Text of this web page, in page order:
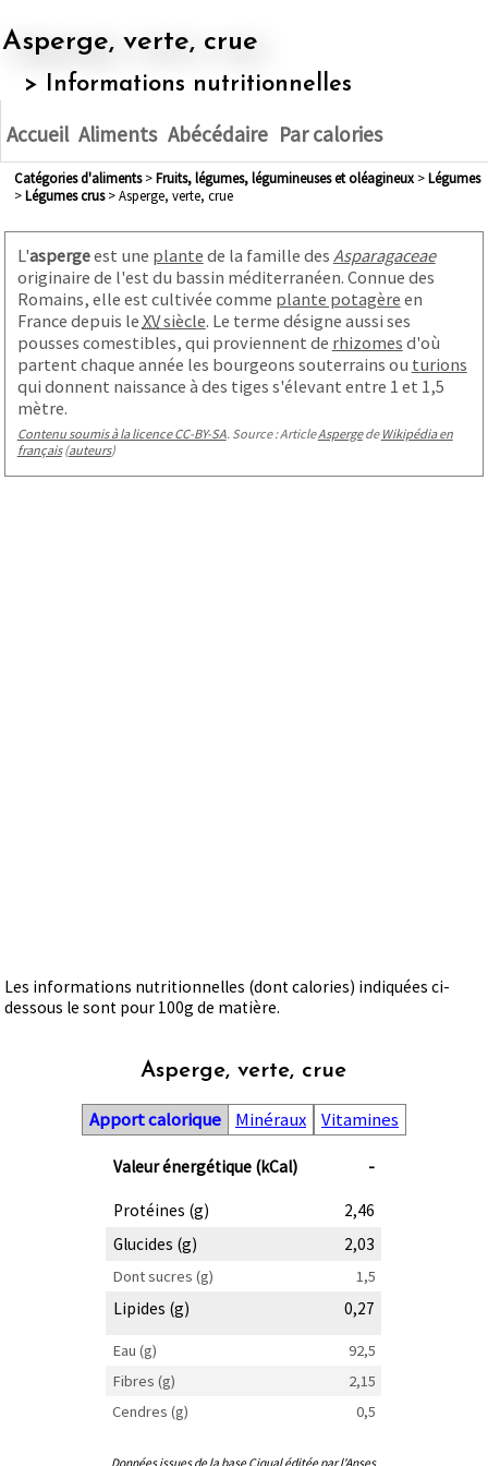
Asperge, verte, crue
> Informations nutritionnelles
Accueil Aliments Abécédaire Par calories
Catégories d'aliments> fruits, légumes, légumineuses et oléagineux> légumes
> légumes crus> Asperge, verte, crue
L'aspergeest une plante de la famille des Asparagaceae
originaire de l'est du bassin méditerranéen. Connue des
Romains, elle est cultivée comme plante potagère en
France depuis le XVsiècle. Le terme désigne aussi ses
pousses comestibles, qui proviennent de rhizomes d'où
partent chaque année les bourgeons souterrains ou turions
qui donnent naissance à des tiges s'élevant entre 1 et 1,5
mètre.
Contenu soumis à la licence CC-BY-SA. Source : ArticleAspergede Wikipédia en
français(auteurs)
Les informations nutritionnelles (dont calories) indiquées ci-
dessous le sont pour 100g de matière.
Asperge, verte, crue
Apport calorique Minéraux Vitamines
Valeur énergétique (kCal) -
Protéines (g)
2,46
Glucides (g)
2,03
Dont sucres (g) 1,5
Lipides (g) 0,27
Eau (g)
92,5
Fibres (g)
2,15
Cendres (g)
0,5
Données issues de la base Ciqual éditée par l'Anses